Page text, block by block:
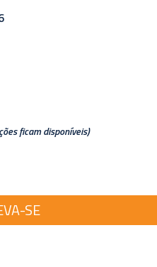
ficam disponíveis)
SE